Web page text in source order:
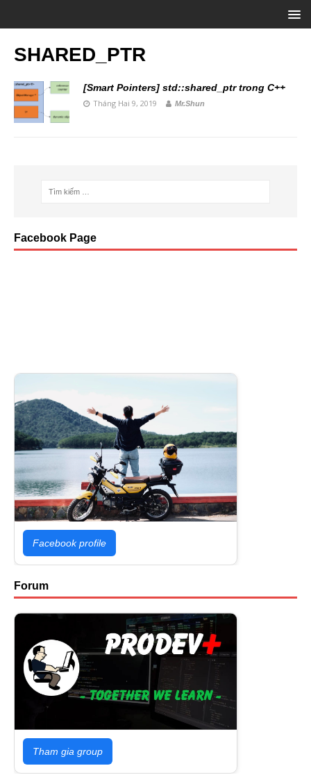
SHARED_PTR
[Smart Pointers] std::shared_ptr trong C++
Tháng Hai 9, 2019 Mr.Shun
Facebook Page
Facebook profile
Forum
Tham gia group